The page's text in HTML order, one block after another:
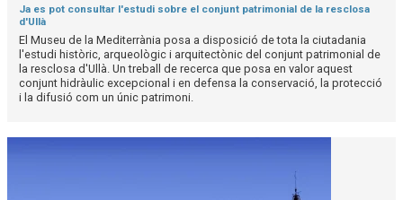
Ja es pot consultar l'estudi sobre el conjunt patrimonial de la resclosa
d'Ullà
El Museu de la Mediterrània posa a disposició de tota la ciutadania
l'estudi històric, arqueològic i arquitectònic del conjunt patrimonial de
la resclosa d'Ullà. Un treball de recerca que posa en valor aquest
conjunt hidràulic excepcional i en defensa la conservació, la protecció
i la difusió com un únic patrimoni.